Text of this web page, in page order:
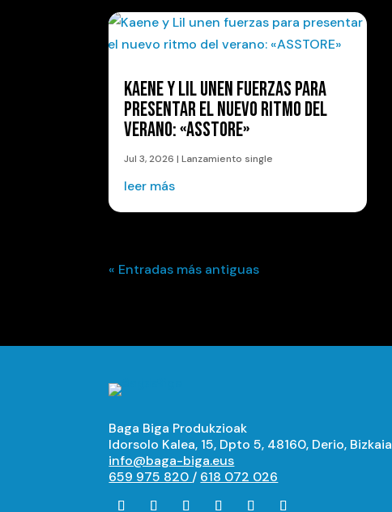
KAENE Y LIL UNEN FUERZAS PARA
PRESENTAR EL NUEVO RITMO DEL
VERANO: «ASSTORE»
Jul 3, 2026 |Lanzamiento single
leer más
« Entradas más antiguas
Baga Biga Produkzioak
Idorsolo Kalea, 15, Dpto 5, 48160, Derio, Bizkaia
info@baga-biga.eus
659 975 820 / 618 072 026